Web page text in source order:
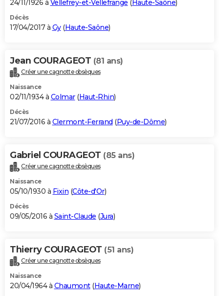
24/11/1926 à Vellefrey-et-Vellefrange ( Haute-Saône)
Décès
17/04/2017 à Gy(Haute-Saône)
Jean COURAGEOT (81 ans)
Créer une cagnotte obsèques
Naissance
02/11/1934 à Colmar(Haut-Rhin)
Décès
21/07/2016 à Clermont-Ferrand (Puy-de-Dôme)
Gabriel COURAGEOT (85 ans)
Créer une cagnotte obsèques
Naissance
05/10/1930 à Fixin (Côte-d'Or)
Décès
09/05/2016 à Saint-Claude (Jura)
Thierry COURAGEOT (51 ans)
Créer une cagnotte obsèques
Naissance
20/04/1964 à Chaumont(Haute-Marne)